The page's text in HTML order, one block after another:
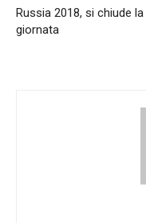
Russia 2018, si chiude
giornata